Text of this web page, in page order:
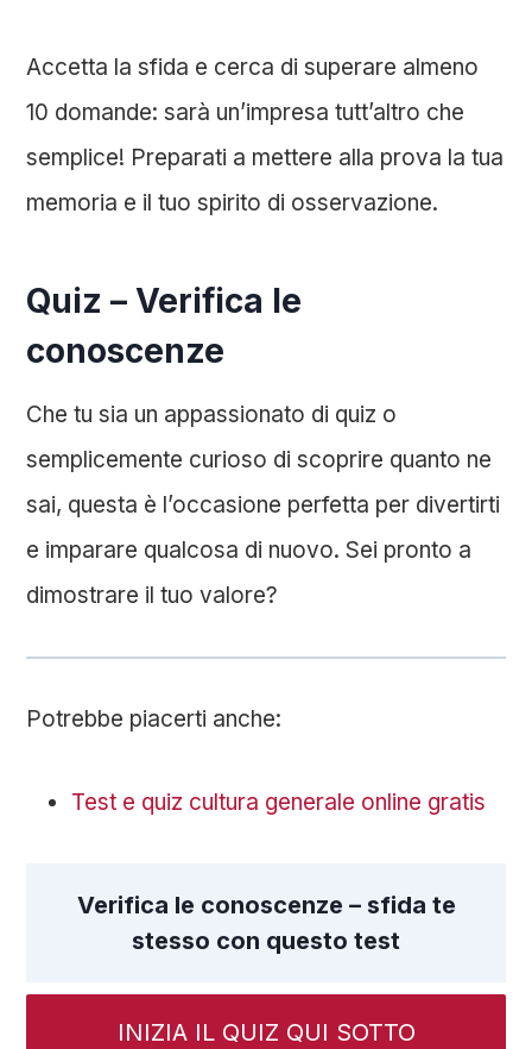
Accetta la sfida e cerca di superare almeno
10 domande: sarà un’impresa tutt’altro che
semplice! Preparati a mettere alla prova la tua
memoria e il tuo spirito di osservazione.
Quiz – Verifica le
conoscenze
Che tu sia un appassionato di quiz o
semplicemente curioso di scoprire quanto ne
sai, questa è l’occasione perfetta per divertirti
e imparare qualcosa di nuovo. Sei pronto a
dimostrare il tuo valore?
Potrebbe piacerti anche:
Test e quiz cultura generale online gratis
Verifica le conoscenze – sfida te
stesso con questo test
INIZIA IL QUIZ QUI SOTTO